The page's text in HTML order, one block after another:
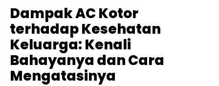
Dampak AC Kotor
terhadap Kesehatan
Keluarga: Kenali
Bahayanya dan Cara
Mengatasinya